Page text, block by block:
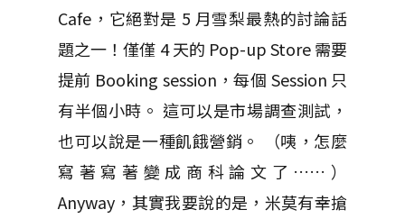
Cafe，它絕對是 5 月雪梨最熱的討論話
題之一！僅僅 4 天的 Pop-up Store 需要
提前 Booking session，每個 Session 只
有半個小時。 這可以是市場調查測試，
也可以說是一種飢餓營銷。 （咦，怎麼
寫著寫著變成商科論文了……）
Anyway，其實我要說的是，米莫有幸搶